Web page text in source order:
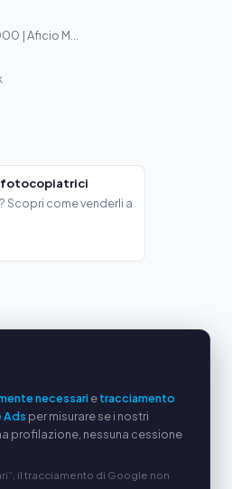
| Aficio M...
fotocopiatrici
Scopri come venderli a
sulla privacy
frequenti (FAQ)
necessarietracciamento
Ads per misurare se i nostri
profilazione, nessuna cessione
il tracciamento di Google non